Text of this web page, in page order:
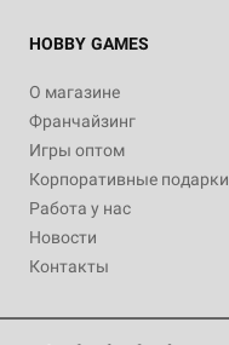
HOBBY GAMES
О магазине
Франчайзинг
Игры оптом
Корпоративные подарки
Работа у нас
Новости
Контакты